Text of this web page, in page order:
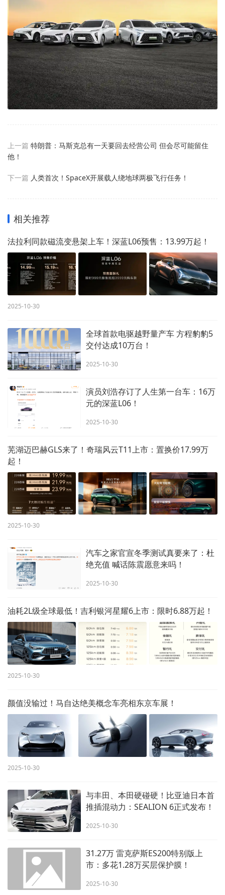
上一篇 特朗普：马斯克总有一天要回去经营公司 但会尽可能留住
他！
下一篇 人类首次！SpaceX开展载人绕地球两极飞行任务！
相关推荐
法拉利同款磁流变悬架上车！深蓝L06预售：13.99万起！
2025-10-30
全球首款电驱越野量产车 方程豹豹5
交付达成10万台！
2025-10-30
演员刘浩存订了人生第一台车：16万
元的深蓝L06！
2025-10-30
芜湖迈巴赫GLS来了！奇瑞风云T11上市：置换价17.99万
起！
2025-10-30
汽车之家官宣冬季测试真要来了：杜
绝充值 喊话陈震愿意来吗！
2025-10-30
油耗2L级全球最低！吉利银河星耀6上市：限时6.88万起！
2025-10-30
颜值没输过！马自达绝美概念车亮相东京车展！
2025-10-30
与丰田、本田硬碰硬！比亚迪日本首
推插混动力：SEALION 6正式发布！
2025-10-30
31.27万 雷克萨斯ES200特别版上
市：多花1.28万买层保护膜！
2025-10-30